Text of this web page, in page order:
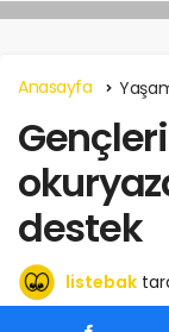
Anasayfa
destek
listebak
Mart 13, 2024